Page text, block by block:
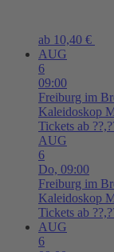
ab 10,40 €
AUG
6
09:00
Freiburg im
Kaleidoskop
Tickets ab
AUG
6
Do, 09:00
Freiburg im
Kaleidoskop
Tickets ab
AUG
6